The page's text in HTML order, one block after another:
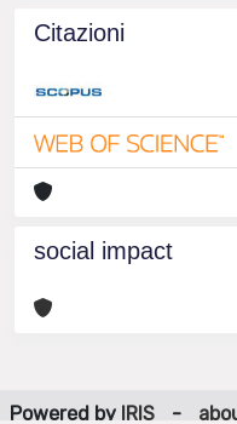
Citazioni
social impact
Powered by IRIS -